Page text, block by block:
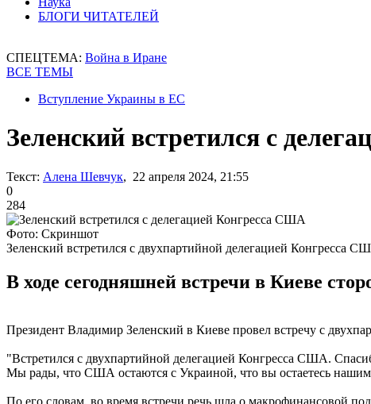
БЛОГИ ЧИТАТЕЛЕЙ
СПЕЦТЕМА: Война в Иране
ВСЕ ТЕМЫ
Вступление Украины в ЕС
Зеленский встретился с
Текст: Алена Шевчук, 22 апреля 2024, 21:55
0
284
Фото: Скриншот
Зеленский встретился с двухпартийной делегацией Конгресса
В ходе сегодняшней встречи в Киеве
Президент Владимир Зеленский в Киеве провел встречу с
"Встретился с двухпартийной делегацией Конгресса США.
Мы рады, что США остаются с Украиной, что вы остаетесь
По его словам, во время встречи речь шла о макрофинансовой